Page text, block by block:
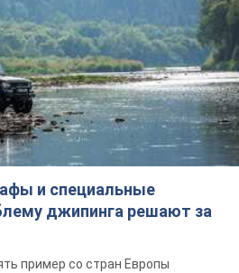
и специальные
джипинга решают за
пример со стран Европы